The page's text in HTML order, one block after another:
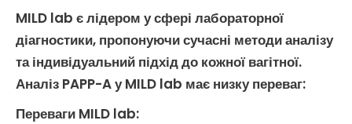
MILD lab є лідером у сфері лабораторної
діагностики, пропонуючи сучасні методи аналізу
та індивідуальний підхід до кожної вагітної.
Аналіз PAPP-Aу MILD lab має низку переваг:
Переваги MILD lab: